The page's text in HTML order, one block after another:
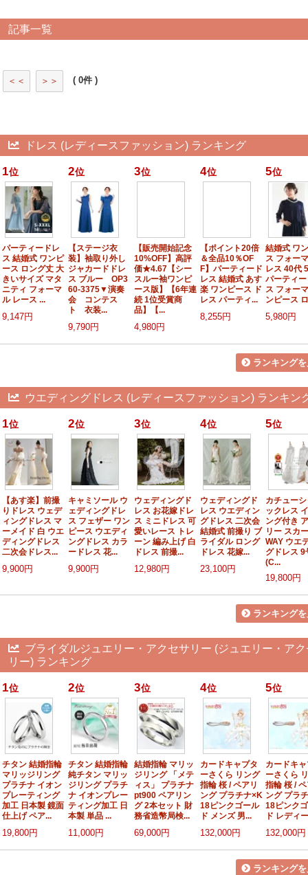
記事一覧
＜＜ ＞＞ ( 0件 )
ドレス (レディースファッション) ランキング
1位
パーティードレ
ス 結婚式 ワンピ
ース ロング丈 大
きいサイズ マタ
ニティ フォーマ
ル レース ...
9,147円
2位
【ステージ衣
装】袖取り外し
ジャカードドレ
ス ブルー OP3
60-3375▼演奏
会 コンテス
ト 衣装...
9,790円
3位
【販売開始記念
10%OFF】高評
価★4.67【シー
スルー袖ワンピ
ース版】【6年連
続 1位受賞商
品】【...
4,980円
4位
【ポイント20倍
＆全品10％OF
F】パーティード
レス 結婚式 あす
楽 ワンピース ド
レス パーティ...
8,255円
5位
結婚式 ワ
ス フォー
レス 40代
パーティ
ス フォー
ンピース
5,980円
ランキング
ウエディングドレス (レディースファッション) ランキン
1位
【あす楽】前撮
りドレス ウェデ
ィングドレス マ
ーメイド 白 ウエ
ディングドレス
二次会ドレス...
9,900円
2位
キャミソール ウ
ェディングドレ
ス フェザー ワン
ピース ウエディ
ングドレス カラ
ードレス 花...
9,900円
3位
ウェディングド
レス お花嫁ドレ
ス ミニドレス 可
愛いレース トレ
ーン 編み上げ 白
ドレス 前撮...
12,980円
4位
ウェディングド
レス ウエディン
グドレス 二次会
結婚式 前撮り ブ
ライダル ロング
ドレス 花嫁...
23,100円
5位
カチュー
ックレス
ング付き
リー スカ
WAY ウエ
グドレス 9
(C...
19,800円
ランキング
ブライダルジュエリー・アクセサリー (ジュエリー・ア
リー) ランキング
1位
チタン 結婚指輪
マリッジリング
プラチナ イオン
プレーティング
加工 日本製 鏡面
仕上げ ペア...
19,800円
2位
チタン 結婚指輪
純チタン マリッ
ジリング プラチ
ナ イオンプレー
ティング加工 日
本製 単品 ...
11,000円
3位
結婚指輪 マリッ
ジリング 「メテ
ィス」 プラチナ
pt900 ペアリン
グ 2本セット 財
務省造幣局検...
69,000円
4位
カードキャプタ
ーさくら リング
指輪 桜 / ペアリ
ング プラチナ×K
18ピンクゴール
ド メンズ 男...
132,000円
5位
カードキ
ーさくら
指輪 桜 /
ング プラ
18ピンク
ド レディ
132,000円
ランキング